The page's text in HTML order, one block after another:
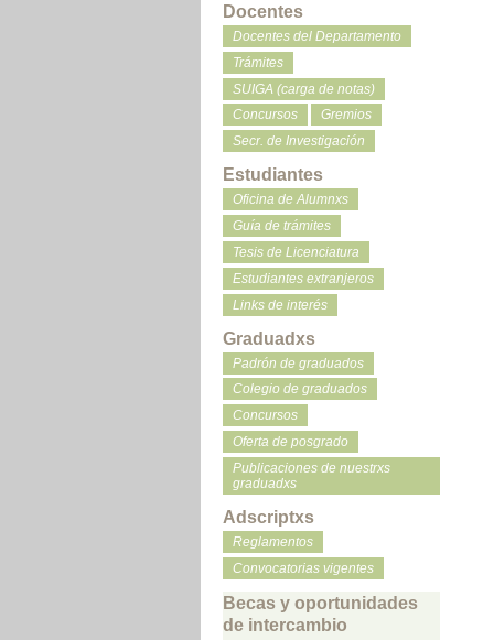
Docentes
Docentes del Departamento
Trámites
SUIGA (carga de notas)
Concursos
Gremios
Secr. de Investigación
Estudiantes
Oficina de Alumnxs
Guía de trámites
Tesis de Licenciatura
Estudiantes extranjeros
Links de interés
Graduadxs
Padrón de graduados
Colegio de graduados
Concursos
Oferta de posgrado
Publicaciones de nuestrxs
graduadxs
Adscriptxs
Reglamentos
Convocatorias vigentes
Becas y oportunidades
de intercambio